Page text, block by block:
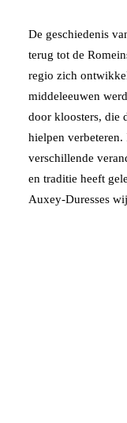
De geschiedenis
terug tot de
regio zich
middeleeuwen
door kloosters, die
hielpen
verschillende
en traditie heeft
Auxey-Duresses